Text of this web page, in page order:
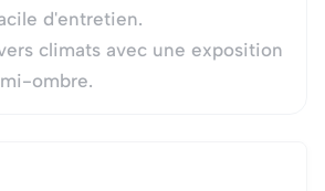
d'entretien.
climats avec une exposition
ombre.